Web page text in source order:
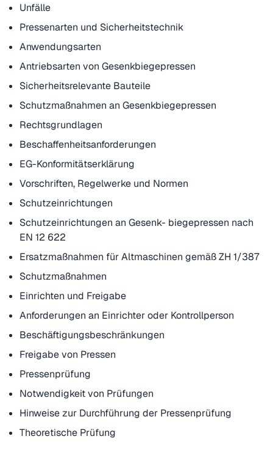
Unfälle
Pressenarten und Sicherheitstechnik
Anwendungsarten
Antriebsarten von Gesenkbiegepressen
Sicherheitsrelevante Bauteile
Schutzmaßnahmen an Gesenkbiegepressen
Rechtsgrundlagen
Beschaffenheitsanforderungen
EG-Konformitätserklärung
Vorschriften, Regelwerke und Normen
Schutzeinrichtungen
Schutzeinrichtungen an Gesenk- biegepressen nach
EN 12 622
Ersatzmaßnahmen für Altmaschinen gemäß ZH 1/387
Schutzmaßnahmen
Einrichten und Freigabe
Anforderungen an Einrichter oder Kontrollperson
Beschäftigungsbeschränkungen
Freigabe von Pressen
Pressenprüfung
Notwendigkeit von Prüfungen
Hinweise zur Durchführung der Pressenprüfung
Theoretische Prüfung